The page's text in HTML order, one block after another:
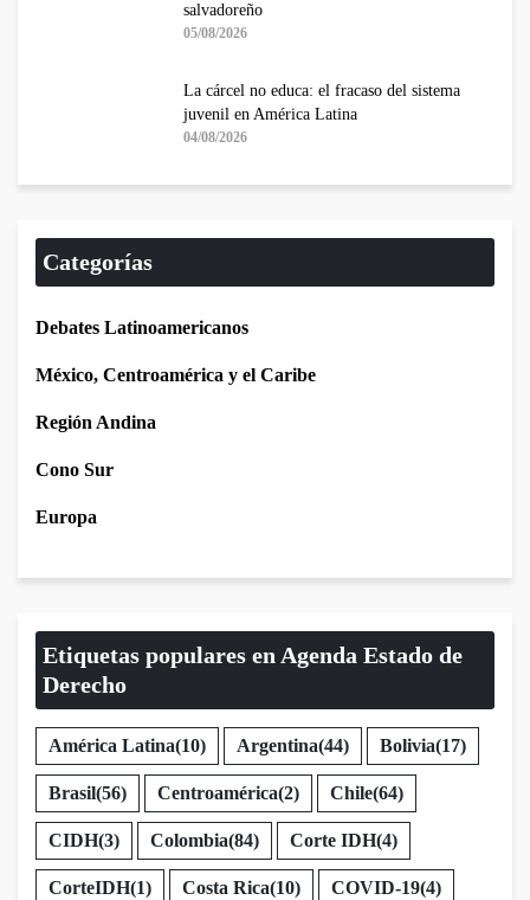
salvadoreño
05/08/2026
La cárcel no educa: el fracaso del sistema
juvenil en América Latina
04/08/2026
Categorías
Debates Latinoamericanos
México, Centroamérica y el Caribe
Región Andina
Cono Sur
Europa
Etiquetas populares en Agenda Estado de
Derecho
América Latina(10) Argentina(44) Bolivia(17)
Brasil(56) Centroamérica(2) Chile(64)
CIDH(3) Colombia(84) Corte IDH(4)
CorteIDH(1) Costa Rica(10) COVID-19(4)